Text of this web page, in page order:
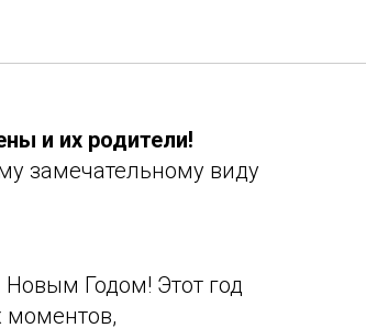
и их родители!
замечательному виду
Годом! Этот год